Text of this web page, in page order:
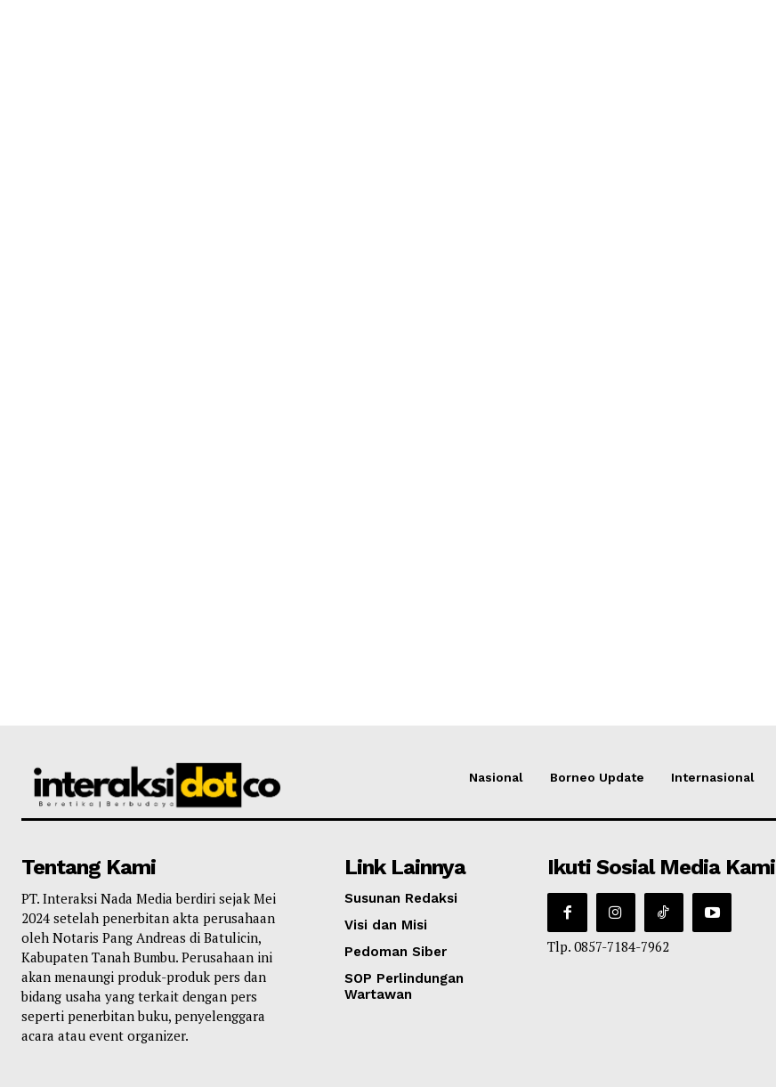
Nasional Borneo Update Internasional
Tentang Kami
PT. Interaksi Nada Media berdiri sejak Mei
2024 setelah penerbitan akta perusahaan
oleh Notaris Pang Andreas di Batulicin,
Kabupaten Tanah Bumbu. Perusahaan ini
akan menaungi produk-produk pers dan
bidang usaha yang terkait dengan pers
seperti penerbitan buku, penyelenggara
acara atau event organizer.
Link Lainnya
Susunan Redaksi
Visi dan Misi
Pedoman Siber
SOP Perlindungan
Wartawan
Ikuti Sosial Media Kami
Tlp. 0857-7184-7962